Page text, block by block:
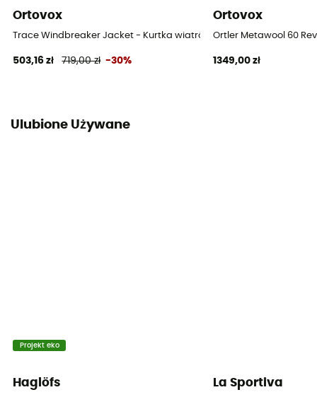
Ortovox
Trace Windbreaker Jacket - Kurtka wiatrówka damska
503,16 zł 719,00 zł -30%
Ortovox
Ortler Metawool 60
1349,00 zł
Ulubione Używane
Projekt eko
Haglöfs La Sportiva